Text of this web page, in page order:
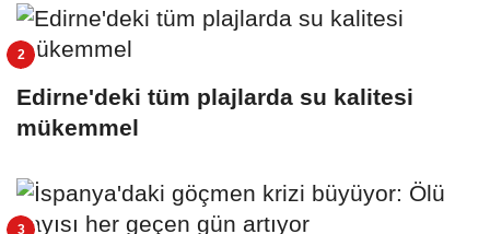
Edirne'deki tüm plajlarda su kalitesi
mükemmel